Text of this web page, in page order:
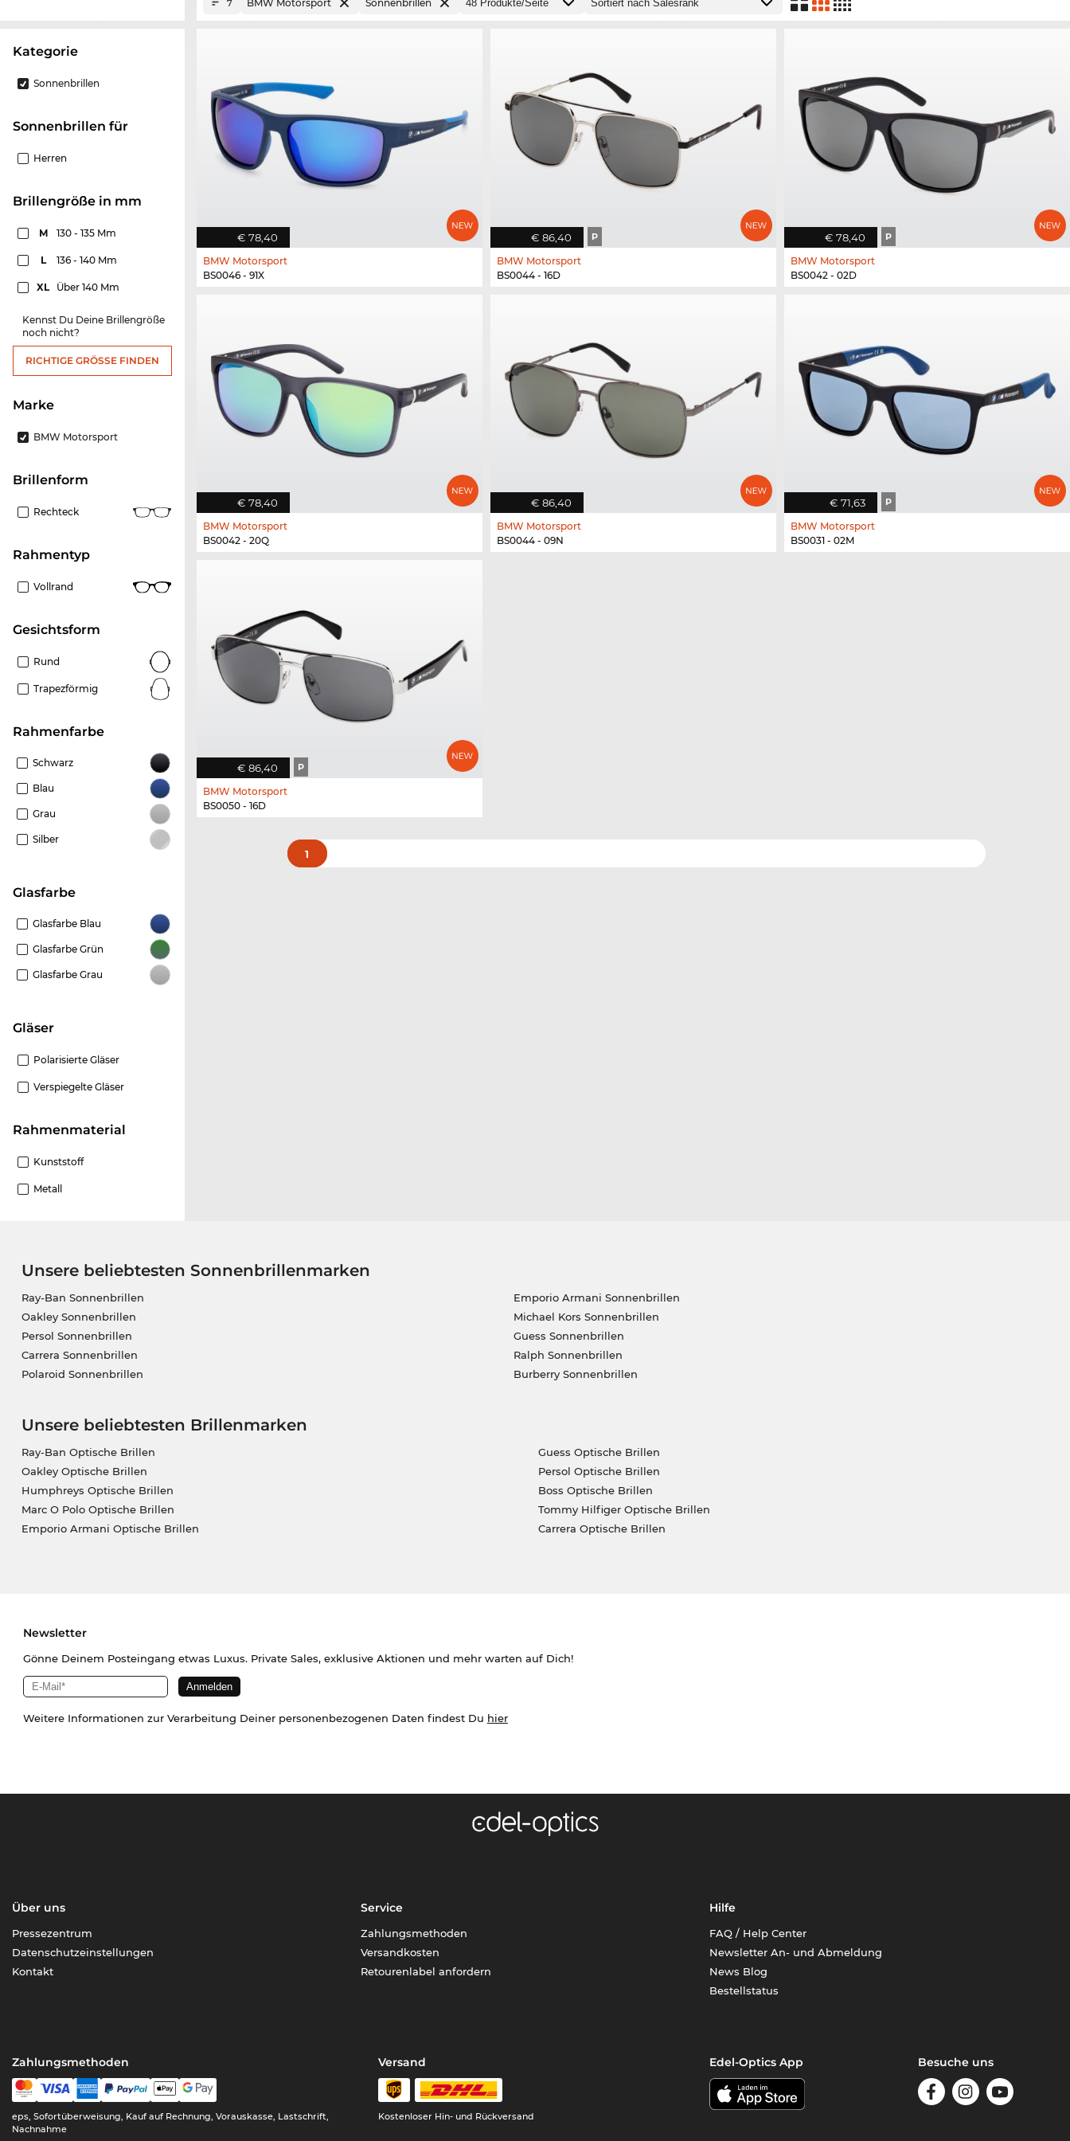
Kategorie
Sonnenbrillen
Sonnenbrillen für
Herren
Brillengröße in mm
M 130 - 135 Mm
L 136 - 140 Mm
XL Über 140 Mm
Kennst Du Deine Brillengröße
noch nicht?
RICHTIGE GRÖSSE FINDEN
Marke
BMW Motorsport
Brillenform
Rechteck
Rahmentyp
Vollrand
Gesichtsform
Rund
Trapezförmig
Rahmenfarbe
Schwarz
Blau
Grau
Silber
Glasfarbe
Glasfarbe Blau
Glasfarbe Grün
Glasfarbe Grau
Gläser
Polarisierte Gläser
Verspiegelte Gläser
Rahmenmaterial
Kunststoff
Metall
7 BMW Motorsport Sonnenbrillen
€ 78,40
BMW Motorsport
BS0046 - 91X
€ 86,40 P
BMW Motorsport
BS0044 - 16D
€ 78,40 P
BMW Motorsport
BS0042 - 02D
€ 78,40
BMW Motorsport
BS0042 - 20Q
€ 86,40
BMW Motorsport
BS0044 - 09N
€ 71,63 P
BMW Motorsport
BS0031 - 02M
€ 86,40 P
BMW Motorsport
BS0050 - 16D
1
Unsere beliebtesten Sonnenbrillenmarken
Ray-Ban Sonnenbrillen
Oakley Sonnenbrillen
Persol Sonnenbrillen
Carrera Sonnenbrillen
Polaroid Sonnenbrillen
Emporio Armani Sonnenbrillen
Michael Kors Sonnenbrillen
Guess Sonnenbrillen
Ralph Sonnenbrillen
Burberry Sonnenbrillen
Unsere beliebtesten Brillenmarken
Ray-Ban Optische Brillen
Oakley Optische Brillen
Humphreys Optische Brillen
Marc O Polo Optische Brillen
Emporio Armani Optische Brillen
Guess Optische Brillen
Persol Optische Brillen
Boss Optische Brillen
Tommy Hilfiger Optische Brillen
Carrera Optische Brillen
Newsletter
Gönne Deinem Posteingang etwas Luxus. Private Sales, exklusive Aktionen und mehr warten auf Dich!
Weitere Informationen zur Verarbeitung Deiner personenbezogenen Daten findest Du hier
Über uns
Pressezentrum
Datenschutzeinstellungen
Kontakt
Service
Zahlungsmethoden
Versandkosten
Retourenlabel anfordern
Hilfe
FAQ / Help Center
Newsletter An- und Abmeldung
News Blog
Bestellstatus
Zahlungsmethoden
eps, Sofortüberweisung, Kauf auf Rechnung, Vorauskasse, Lastschrift,
Nachnahme
Versand
Kostenloser Hin- und Rückversand
Edel-Optics App Besuche uns